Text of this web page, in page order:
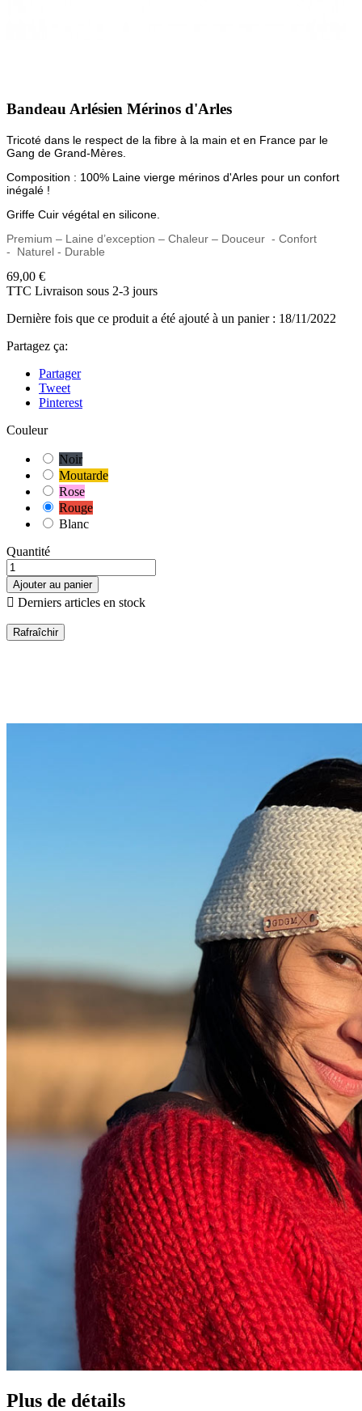
Bandeau Arlésien Mérinos d'Arles
Tricoté dans le respect de la fibre à la main et en France par le
Gang de Grand-Mères.
Composition : 100% Laine vierge mérinos d'Arles pour un confort
inégalé !
Griffe Cuir végétal en silicone.
Premium – Laine d’exception – Chaleur – Douceur - Confort
-
Naturel - Durable
69,00 €
TTC Livraison sous 2-3 jours
Dernière fois que ce produit a été ajouté à un panier : 18/11/2022
Partagez ça:
Partager
Tweet
Pinterest
Couleur
Noir
Moutarde
Rose
Rouge
Blanc
Quantité
Ajouter au panier
 Derniers articles en stock
Plus de détails